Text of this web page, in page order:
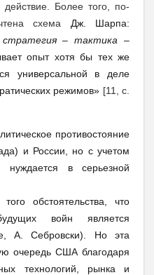
действие. Более того, по-
схема Дж. Шарпа:
стратегия – тактика –
опыт хотя бы тех же
универсальной в деле
режимов» [11, с.
противостояние
и России, но с учетом
в серьезной
обстоятельства, что
войн является
А. Себровски). Но эта
очередь США благодаря
технологий, рынка и